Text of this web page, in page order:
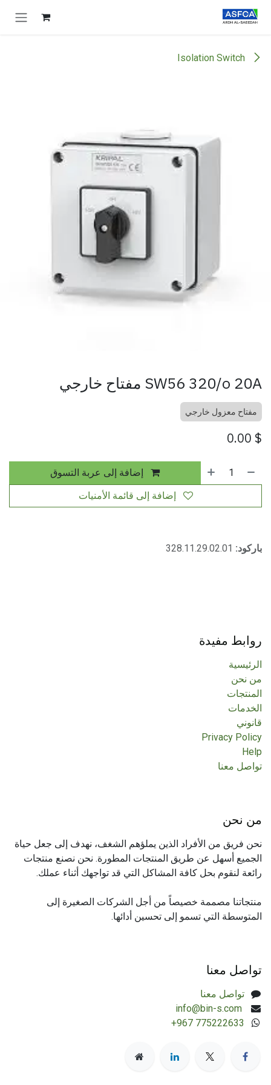
تخطي للذهاب إلى المحتوى
SW56 320/o 20A مفتاح خارجي
مفتاح معزول خارجي
$
0.00
إضافة إلى قائمة الأمنيات
باركود: 328.11.29.02.01
روابط مفيدة
الرئيسية
من نحن
المنتجات
الخدمات
قانوني
Privacy Policy
Help
تواصل معنا
من نحن
نحن فريق من الأفراد الذين يملؤهم الشغف، نهدف إلى جعل حياة
الجميع أسهل عن طريق المنتجات المطورة. نحن نصنع منتجات
رائعة لنقوم بحل كافة المشاكل التي قد تواجهك أثناء عملك.
منتجاتنا مصممة خصيصاً من أجل الشركات الصغيرة إلى
المتوسطة التي تسمو إلى تحسين أدائها.
تواصل معنا
تواصل معنا
+967 775222633